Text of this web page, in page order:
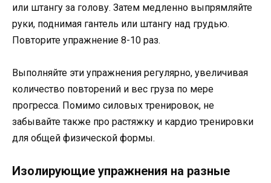
или штангу за голову. Затем медленно выпрямляйте
руки, поднимая гантель или штангу над грудью.
Повторите упражнение 8-10 раз.
Выполняйте эти упражнения регулярно, увеличивая
количество повторений и вес груза по мере
прогресса. Помимо силовых тренировок, не
забывайте также про растяжку и кардио тренировки
для общей физической формы.
Изолирующие упражнения на разные